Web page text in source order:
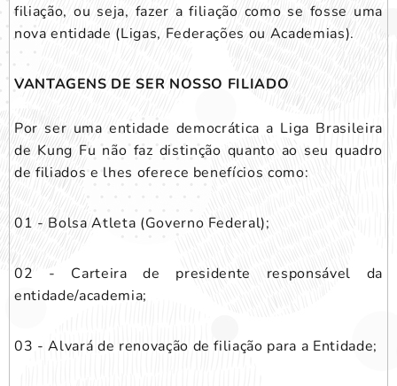
filiação, ou seja, fazer a filiação como se fosse uma
nova entidade (Ligas, Federações ou Academias).
VANTAGENS DE SER NOSSO FILIADO
Por ser uma entidade democrática a Liga Brasileira
de Kung Fu não faz distinção quanto ao seu quadro
de filiados e lhes oferece benefícios como:
01 - Bolsa Atleta (Governo Federal);
02 - Carteira de presidente responsável da
entidade/academia;
03 - Alvará de renovação de filiação para a Entidade;